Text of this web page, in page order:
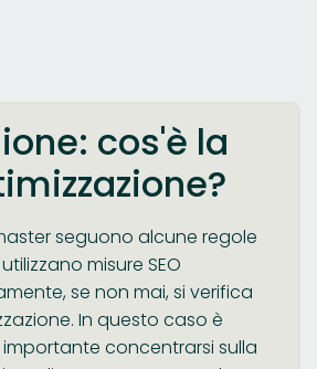
cos'è la
seguono alcune regole
misure SEO
se non mai, si verifica
In questo caso è
concentrarsi sulla